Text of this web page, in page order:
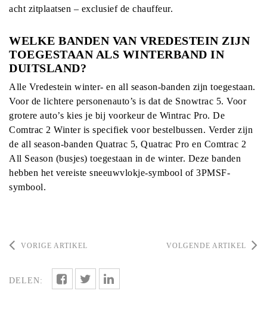
acht zitplaatsen – exclusief de chauffeur.
WELKE BANDEN VAN VREDESTEIN ZIJN
TOEGESTAAN ALS WINTERBAND IN
DUITSLAND?
Alle Vredestein winter- en all season-banden zijn toegestaan.
Voor de lichtere personenauto’s is dat de Snowtrac 5. Voor
grotere auto’s kies je bij voorkeur de Wintrac Pro. De
Comtrac 2 Winter is specifiek voor bestelbussen. Verder zijn
de all season-banden Quatrac 5, Quatrac Pro en Comtrac 2
All Season (busjes) toegestaan in de winter. Deze banden
hebben het vereiste sneeuwvlokje-symbool of 3PMSF-
symbool.
VORIGE ARTIKEL
DELEN:
VOLGENDE ARTIKEL